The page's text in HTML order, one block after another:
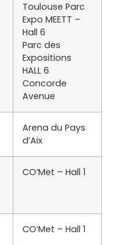
Toulouse Parc
Expo MEETT –
Hall 6
Parc des
Expositions
HALL 6
Concorde
Avenue
Arena du Pays
d’Aix
CO’Met – Hall 1
CO’Met – Hall 1